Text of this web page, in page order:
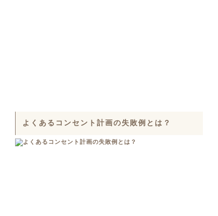
よくあるコンセント計画の失敗例とは？